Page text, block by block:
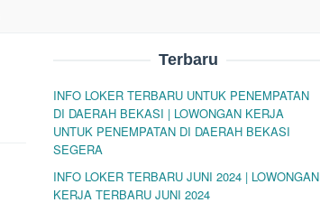
Terbaru
INFO LOKER TERBARU UNTUK PENEMPATAN
DI DAERAH BEKASI | LOWONGAN KERJA
UNTUK PENEMPATAN DI DAERAH BEKASI
SEGERA
INFO LOKER TERBARU JUNI 2024 | LOWONGAN
KERJA TERBARU JUNI 2024